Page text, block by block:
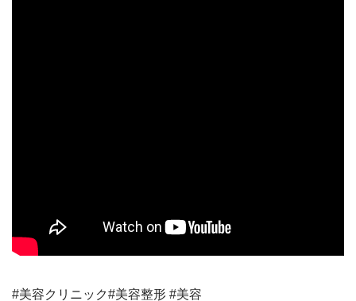
#美容クリニック#美容整形 #美容